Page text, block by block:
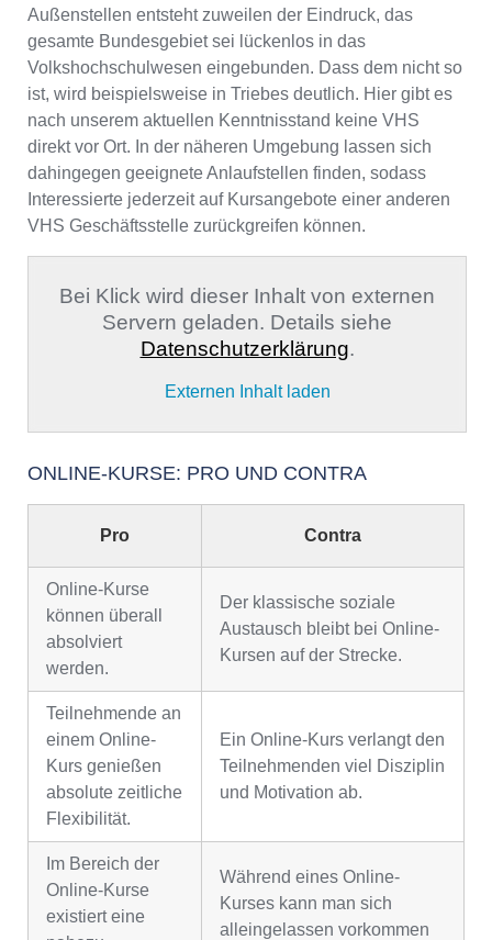
Außenstellen entsteht zuweilen der Eindruck, das
gesamte Bundesgebiet sei lückenlos in das
Volkshochschulwesen eingebunden. Dass dem nicht so
ist, wird beispielsweise in Triebes deutlich. Hier gibt es
nach unserem aktuellen Kenntnisstand keine VHS
direkt vor Ort. In der näheren Umgebung lassen sich
dahingegen geeignete Anlaufstellen finden, sodass
Interessierte jederzeit auf Kursangebote einer anderen
VHS Geschäftsstelle zurückgreifen können.
Bei Klick wird dieser Inhalt von externen
Servern geladen. Details siehe
Datenschutzerklärung.
Externen Inhalt laden
ONLINE-KURSE: PRO UND CONTRA
Pro Contra
Online-Kurse
können überall
absolviert
werden.
Der klassische soziale
Austausch bleibt bei Online-
Kursen auf der Strecke.
Teilnehmende an
einem Online-
Kurs genießen
absolute zeitliche
Flexibilität.
Ein Online-Kurs verlangt den
Teilnehmenden viel Disziplin
und Motivation ab.
Im Bereich der
Online-Kurse
existiert eine
Während eines Online-
Kurses kann man sich
alleingelassen vorkommen